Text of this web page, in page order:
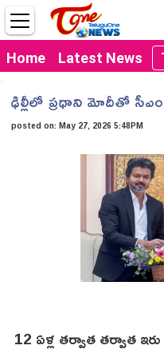
Home Latest News
ఢిల్లీలో ప్రధాని మోదీతో
posted on:May 27, 2026 5:48PM
12 ఏళ్ల తర్వాత తర్వాత